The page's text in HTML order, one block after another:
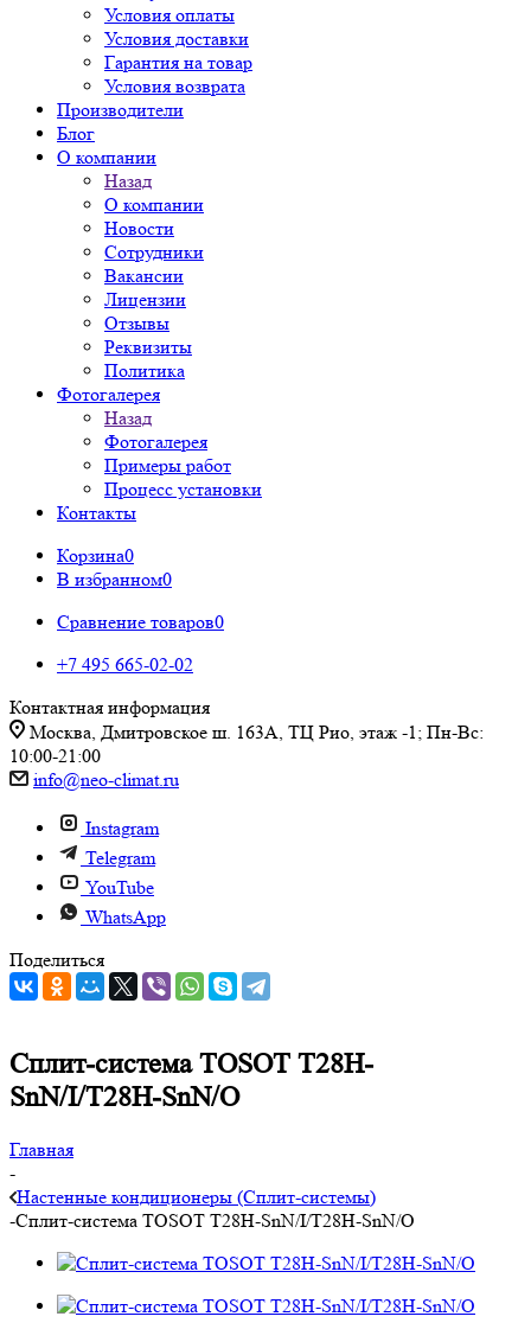
Условия оплаты
Условия доставки
Гарантия на товар
Условия возврата
Производители
Блог
О компании
Назад
О компании
Новости
Сотрудники
Вакансии
Лицензии
Отзывы
Реквизиты
Политика
Фотогалерея
Назад
Фотогалерея
Примеры работ
Процесс установки
Контакты
Корзина0
В избранном0
Сравнение товаров0
+7 495 665-02-02
Контактная информация
Москва, Дмитровское ш. 163А, ТЦ Рио, этаж -1; Пн-Вс:
10:00-21:00
info@neo-climat.ru
Instagram
Telegram
YouTube
WhatsApp
Поделиться
Сплит-система TOSOT T28H-
SnN/I/T28H-SnN/O
Главная
-
Настенные кондиционеры (Сплит-системы)
-Сплит-система TOSOT T28H-SnN/I/T28H-SnN/O